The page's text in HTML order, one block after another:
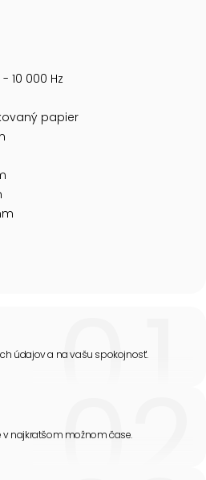
10 000 Hz
papier
údajov a na vašu spokojnosť.
najkratšom možnom čase.